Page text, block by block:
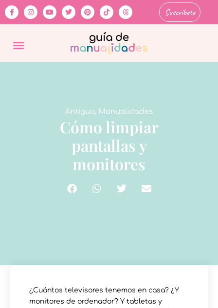
Suscríbete
Antiguo, Manualidades
Cómo limpiar
pantallas y
monitores
¿Cuántos televisores tenemos en casa? ¿Y
monitores de ordenador? Y tabletas y